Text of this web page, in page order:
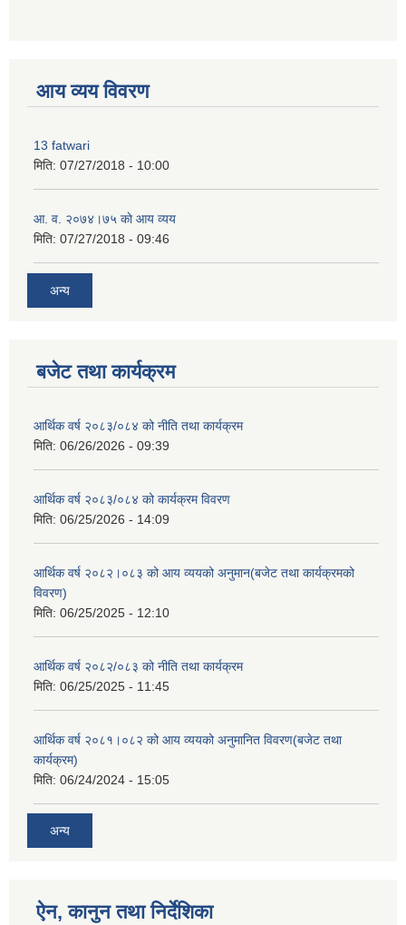
आय व्यय विवरण
13 fatwari
मिति: 07/27/2018 - 10:00
आ‍. व. २०७४।७५ काे आय व्यय
मिति: 07/27/2018 - 09:46
अन्य
बजेट तथा कार्यक्रम
आर्थिक वर्ष २०८३/०८४ को नीति तथा कार्यक्रम
मिति: 06/26/2026 - 09:39
आर्थिक वर्ष २०८३/०८४ को कार्यक्रम विवरण
मिति: 06/25/2026 - 14:09
आर्थिक वर्ष २०८२।०८३ को आय व्ययको अनुमान(बजेट तथा कार्यक्रमको
विवरण)
मिति: 06/25/2025 - 12:10
आर्थिक वर्ष २०८२/०८३ को नीति तथा कार्यक्रम
मिति: 06/25/2025 - 11:45
आर्थिक वर्ष २०८१।०८२ को आय व्ययको अनुमानित विवरण(बजेट तथा
कार्यक्रम)
मिति: 06/24/2024 - 15:05
अन्य
ऐन, कानुन तथा निर्देशिका